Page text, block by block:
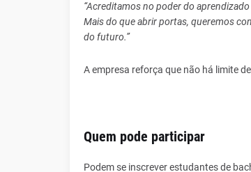
“Acreditamos no poder do
Mais do que abrir portas, queremos
do futuro.”
A empresa reforça que não há limite
Quem pode participar
Podem se inscrever estudantes de